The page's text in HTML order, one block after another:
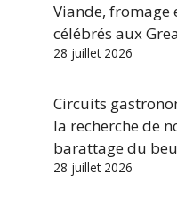
Viande,
célébrés aux
28 juillet 2026
Circuits
la recherche de
barattage du
28 juillet 2026